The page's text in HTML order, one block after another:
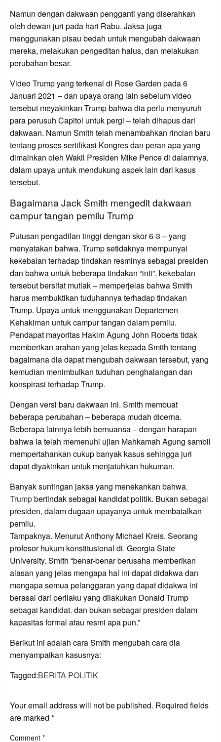
Namun dengan dakwaan pengganti yang diserahkan
oleh dewan juri pada hari Rabu. Jaksa juga
menggunakan pisau bedah untuk mengubah dakwaan
mereka, melakukan pengeditan halus, dan melakukan
perubahan besar.
Video Trump yang terkenal di Rose Garden pada 6
Januari 2021 – dan upaya orang lain sebelum video
tersebut meyakinkan Trump bahwa dia perlu menyuruh
para perusuh Capitol untuk pergi – telah dihapus dari
dakwaan. Namun Smith telah menambahkan rincian baru
tentang proses sertifikasi Kongres dan peran apa yang
dimainkan oleh Wakil Presiden Mike Pence di dalamnya,
dalam upaya untuk mendukung aspek lain dari kasus
tersebut.
Bagaimana Jack Smith mengedit dakwaan
campur tangan pemilu Trump
Putusan pengadilan tinggi dengan skor 6-3 – yang
menyatakan bahwa. Trump setidaknya mempunyai
kekebalan terhadap tindakan resminya sebagai presiden
dan bahwa untuk beberapa tindakan “inti”, kekebalan
tersebut bersifat mutlak – memperjelas bahwa Smith
harus membuktikan tuduhannya terhadap tindakan
Trump. Upaya untuk menggunakan Departemen
Kehakiman untuk campur tangan dalam pemilu.
Pendapat mayoritas Hakim Agung John Roberts tidak
memberikan arahan yang jelas kepada Smith tentang
bagaimana dia dapat mengubah dakwaan tersebut, yang
kemudian menimbulkan tuduhan penghalangan dan
konspirasi terhadap Trump.
Dengan versi baru dakwaan ini. Smith membuat
beberapa perubahan – beberapa mudah dicerna.
Beberapa lainnya lebih bernuansa – dengan harapan
bahwa ia telah memenuhi ujian Mahkamah Agung sambil
mempertahankan cukup banyak kasus sehingga juri
dapat diyakinkan untuk menjatuhkan hukuman.
Banyak suntingan jaksa yang menekankan bahwa.
Trumpbertindak sebagai kandidat politik. Bukan sebagai
presiden, dalam dugaan upayanya untuk membatalkan
pemilu.
Tampaknya. Menurut Anthony Michael Kreis. Seorang
profesor hukum konstitusional di. Georgia State
University. Smith “benar-benar berusaha memberikan
alasan yang jelas mengapa hal ini dapat didakwa dan
mengapa semua pelanggaran yang dapat didakwa ini
berasal dari perilaku yang dilakukan Donald Trump
sebagai kandidat. dan bukan sebagai presiden dalam
kapasitas formal atau resmi apa pun.”
Berikut ini adalah cara Smith mengubah cara dia
menyampaikan kasusnya:
Tagged:BERITA POLITIK
Your email address will not be published. Required fields
are marked *
Comment *